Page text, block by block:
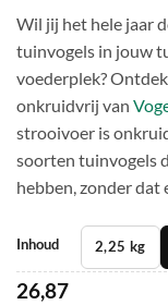
Gewaardeerd
4.77op 5
gebaseerd
298
waarderingen
Wil jij het hele jaar
tuinvogels in jouw
voederplek?
onkruidvrij van
strooivoer is
soorten tuinvogels
hebben, zonder
Inhoud 2,25 kg
26,87